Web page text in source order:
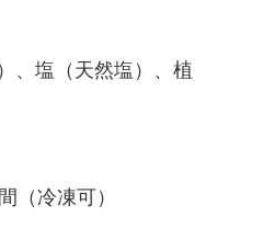
、塩（天然塩）、植
（冷凍可）